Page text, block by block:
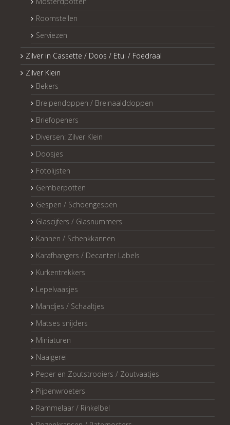
Roomstellen
Serviezen
Zilver in Cassette / Doos / Etui / Foedraal
Zilver Klein
Bekers
Breipendoppen / Breinaalddoppen
Briefopeners
Diversen: Zilver Klein
Doosjes
Fotolijsten
Gemberpotten
Gespen / Schoengespen
Glascijfers / Glasnummers
Kannen / Schenkkannen
Karafhangers / Decanter Labels
Kurkentrekkers
Lepelvaasjes
Mandjes / Schaaltjes
Matses snijders
Miniaturen
Naaigerei
Peper en Zoutstrooiers / Zoutvaatjes
Pijpenwroeters
Rammelaar / Rinkelbel